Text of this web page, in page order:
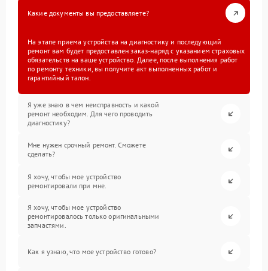
Какие документы вы предоставляете?
На этапе приема устройства на диагностику и последующий
ремонт вам будет предоставлен заказ-наряд с указанием страховых
обязательств на ваше устройство. Далее, после выполнения работ
по ремонту техники, вы получите акт выполненных работ и
гарантийный талон.
Я уже знаю в чем неисправность и какой
ремонт необходим. Для чего проводить
диагностику?
Мне нужен срочный ремонт. Сможете
сделать?
Я хочу, чтобы мое устройство
ремонтировали при мне.
Я хочу, чтобы мое устройство
ремонтировалось только оригинальными
запчастями.
Как я узнаю, что мое устройство готово?